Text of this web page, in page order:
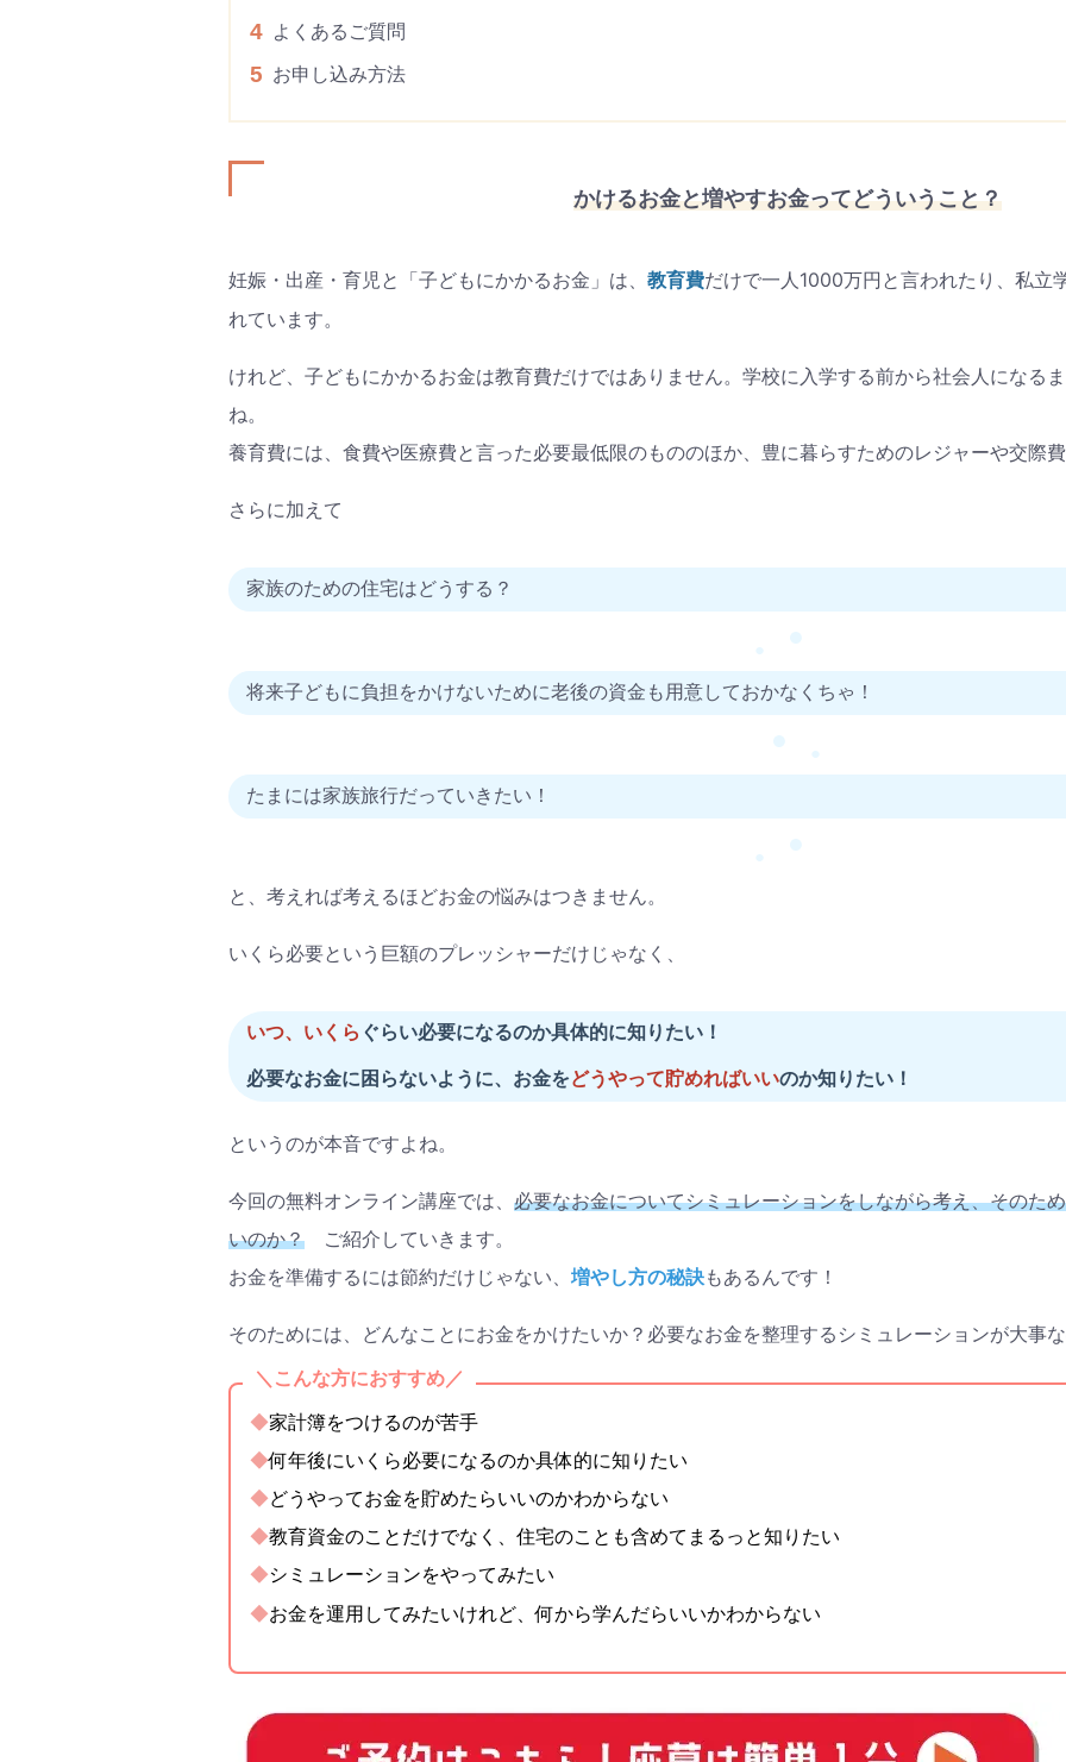
4 よくあるご質問
5 お申し込み方法
かけるお金と増やすお金ってどういうこと？
妊娠・出産・育児と「子どもにかかるお金」は、 教育費だけで一人1000万円と言われたり、私立
れています。
けれど、子どもにかかるお金は教育費だけではありません。学校に入学する前から社会人になるま
ね。
養育費には、食費や医療費と言った必要最低限のもののほか、豊に暮らすためのレジャーや交際費
さらに加えて
家族のための住宅はどうする？
将来子どもに負担をかけないために老後の資金も用意しておかなくちゃ！
たまには家族旅行だっていきたい！
と、考えれば考えるほどお金の悩みはつきません。
いくら必要という巨額のプレッシャーだけじゃなく、
いつ、いくら ぐらい必要になるのか具体的に知りたい！
必要なお金に困らないように、お金をどうやって貯めればいいのか知りたい！
というのが本音ですよね。
今回の無料オンライン講座では、 必要なお金についてシミュレーションをしながら考え、そのた
いのか？ ご紹介していきます。
お金を準備するには節約だけじゃない、 増やし方の秘訣もあるんです！
そのためには、どんなことにお金をかけたいか？必要なお金を整理するシミュレーションが大事な
＼こんな方におすすめ／
◆家計簿をつけるのが苦手
◆何年後にいくら必要になるのか具体的に知りたい
◆どうやってお金を貯めたらいいのかわからない
◆教育資金のことだけでなく、住宅のことも含めてまるっと知りたい
◆シミュレーションをやってみたい
◆お金を運用してみたいけれど、何から学んだらいいかわからない
#プレゼント #教育 #0歳 #母乳 #出産準備 #習いごと
#発
プレゼント&
妊娠&出産 子育て 学び 暮らし